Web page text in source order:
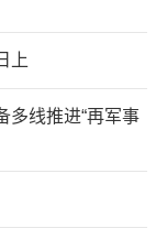
上
多线推进“再军事